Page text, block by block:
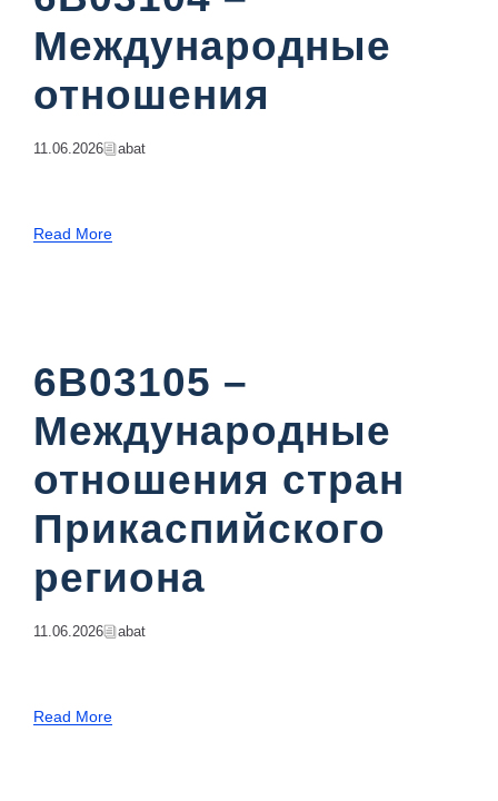
Международные
отношения
11.06.2026 Abat
Read More
6B03105 –
Международные
отношения стран
Прикаспийского
региона
11.06.2026 Abat
Read More